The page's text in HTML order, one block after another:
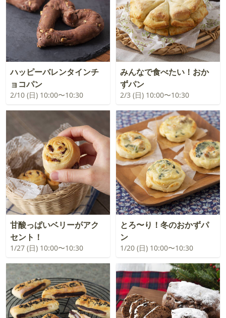
ハッピーバレンタインチ
ョコパン
2/10 (日) 10:00〜10:30
みんなで食べたい！おか
ずパン
2/3 (日) 10:00〜10:30
甘酸っぱいベリーがアク
セント！
1/27 (日) 10:00〜10:30
とろ〜り！冬のおかずパ
ン
1/20 (日) 10:00〜10:30